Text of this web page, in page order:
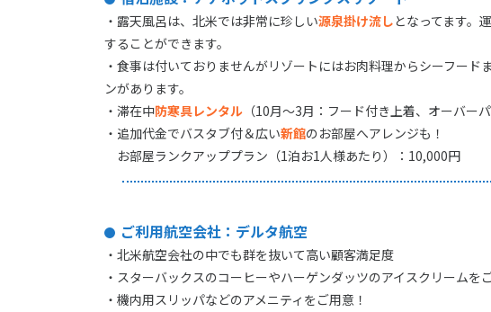
・露天風呂は、北米では非常に珍しい源泉掛け流しとなってます。
することができます。
・食事は付いておりませんがリゾートにはお肉料理からシーフード
ンがあります。
・滞在中防寒具レンタル（10月～3月：フード付き上着、オーバー
・追加代金でバスタブ付＆広い新館のお部屋へアレンジも！
お部屋ランクアッププラン（1泊お1人様あたり）：10,000円
ご利用航空会社：デルタ航空
・北米航空会社の中でも群を抜いて高い顧客満足度
・スターバックスのコーヒーやハーゲンダッツのアイスクリームを
・機内用スリッパなどのアメニティをご用意！